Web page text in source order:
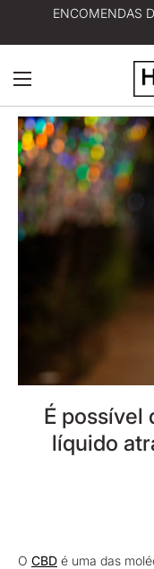
ENCOMENDAS
É possível
líquido
O CBD é uma das